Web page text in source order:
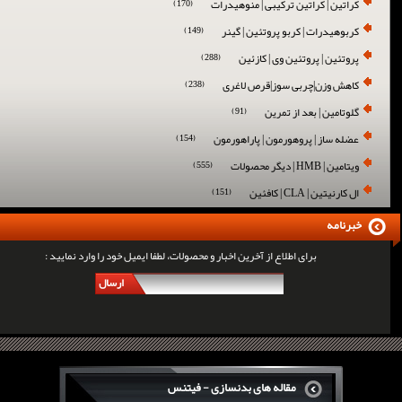
کراتین | کراتین ترکیبی | منوهیدرات (170)
کربوهیدرات | کربو پروتئین | گینر (149)
پروتئین | پروتئین وی | کازئین (288)
کاهش وزن|چربی سوز|قرص لاغری (238)
گلوتامین | بعد از تمرین (91)
عضله ساز | پروهورمون | پاراهورمون (154)
ویتامین | HMB | دیگر محصولات (555)
ال کارنیتین | CLA | کافئین (151)
برای اطلاع از آخرین اخبار و محصولات، لطفا ایمیل خود را وارد نمایید :
ارسال
خبرنامه
مقاله های بدنسازی - فیتنس